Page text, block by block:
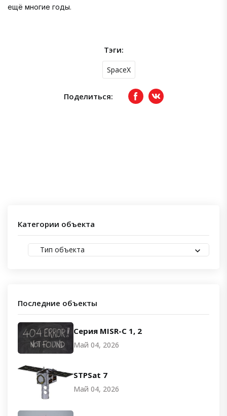
ещё многие годы.
Тэги:
SpaceX
Поделиться: FacebookвКонтакте
Категории объекта
Тип объекта
Последние объекты
Серия MISR-C 1, 2
Май 04, 2026
STPSat 7
Май 04, 2026